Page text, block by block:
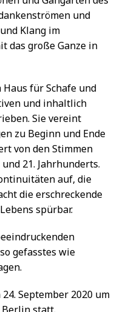
und
Klang im
das große Ganze in
Haus für Schafe und
und inhaltlich
Sie vereint
zu Beginn und Ende
von den Stimmen
21. Jahrhunderts.
auf, die
die erschreckende
spürbar.
gefasstes wie
September 2020 um